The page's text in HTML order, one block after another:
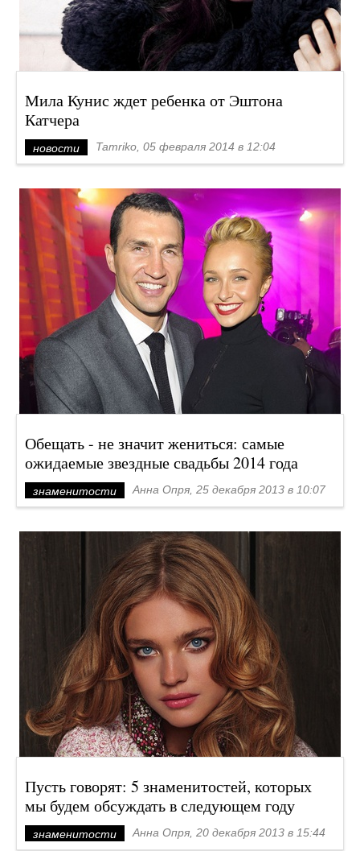
Мила Кунис ждет ребенка от Эштона
Катчера
новости Tamriko, 05 февраля 2014 в 12:04
Обещать - не значит жениться: самые
ожидаемые звездные свадьбы 2014 года
знаменитости Анна Опря, 25 декабря 2013 в 10:07
Пусть говорят: 5 знаменитостей, которых
мы будем обсуждать в следующем году
знаменитости Анна Опря, 20 декабря 2013 в 15:44